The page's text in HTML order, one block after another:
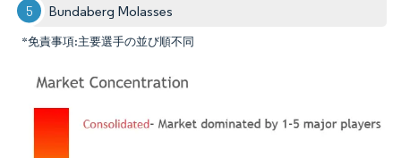
Bundaberg Molasses
*免責事項:主要選手の並び順不同